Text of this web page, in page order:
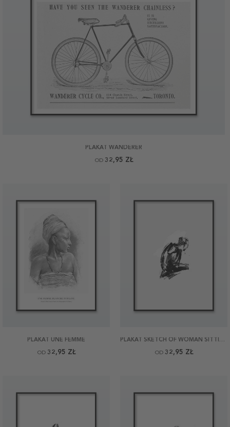
PLAKAT WANDERER
OD 32,95 ZŁ
PLAKAT UNE FEMME
OD 32,95 ZŁ
PLAKAT SKETCH OF WOMAN SITTING
OD 32,95 ZŁ